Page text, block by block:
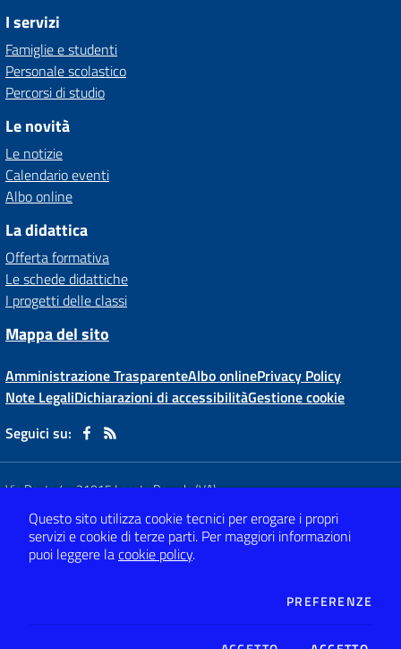
I servizi
Famiglie e studenti
Personale scolastico
Percorsi di studio
Le novità
Le notizie
Calendario eventi
Albo online
La didattica
Offerta formativa
Le schede didattiche
I progetti delle classi
Mappa del sito
Amministrazione TrasparenteAlbo onlinePrivacy Policy
Note LegaliDichiarazioni di accessibilitàGestione cookie
Seguici su:
Via Dante,4-21015 Lonate Pozzolo (VA)
- PEC:vaic80800x@pec.istruzione.it
Codice meccanografico: VAIC80800X - C.F. 82009120120
Designers Italia
Sito web realizzato con CMS
SCUOLASTICO
Questo sito utilizza cookie tecnici per erogare i propri
servizi e cookie di terze parti. Per maggiori informazioni
puoi leggere lacookie policy.
PREFERENZE